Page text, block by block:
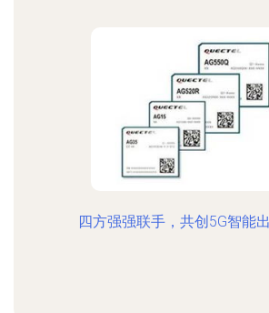
四方强强联手，共创5G智能